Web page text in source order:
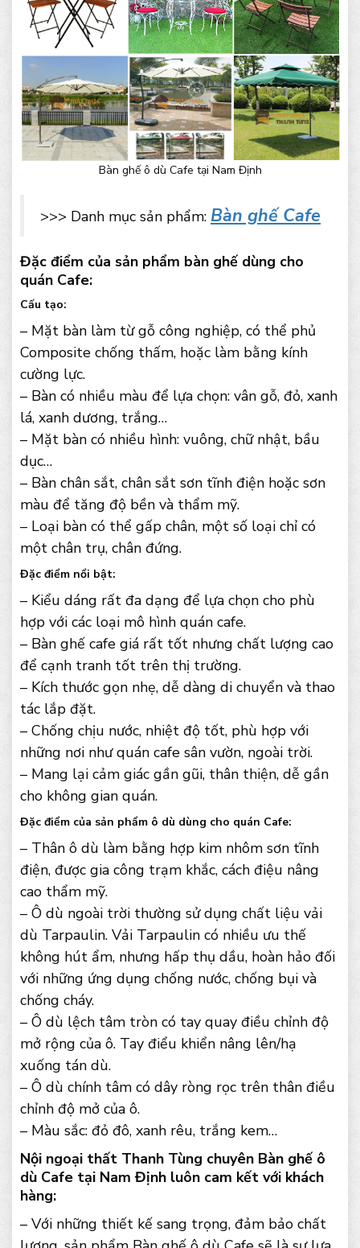
Bàn ghế ô dù Cafe tại Nam Định
>>> Danh mục sản phẩm: Bàn ghế Cafe
Đặc điểm của sản phẩm bàn ghế dùng cho
quán Cafe:
Cấu tạo:
– Mặt bàn làm từ gỗ công nghiệp, có thể phủ
Composite chống thấm, hoặc làm bằng kính
cường lực.
– Bàn có nhiều màu để lựa chọn: vân gỗ, đỏ, xanh
lá, xanh dương, trắng…
– Mặt bàn có nhiều hình: vuông, chữ nhật, bầu
dục…
– Bàn chân sắt, chân sắt sơn tĩnh điện hoặc sơn
màu để tăng độ bền và thẩm mỹ.
– Loại bàn có thể gấp chân, một số loại chỉ có
một chân trụ, chân đứng.
Đặc điểm nổi bật:
– Kiểu dáng rất đa dạng để lựa chọn cho phù
hợp với các loại mô hình quán cafe.
– Bàn ghế cafe giá rất tốt nhưng chất lượng cao
để cạnh tranh tốt trên thị trường.
– Kích thước gọn nhẹ, dễ dàng di chuyển và thao
tác lắp đặt.
– Chống chịu nước, nhiệt độ tốt, phù hợp với
những nơi như quán cafe sân vườn, ngoài trời.
– Mang lại cảm giác gần gũi, thân thiện, dễ gần
cho không gian quán.
Đặc điểm của sản phẩm ô dù dùng cho quán Cafe:
– Thân ô dù làm bằng hợp kim nhôm sơn tĩnh
điện, được gia công trạm khắc, cách điệu nâng
cao thẩm mỹ.
– Ô dù ngoài trời thường sử dụng chất liệu vải
dù Tarpaulin. Vải Tarpaulin có nhiều ưu thế
không hút ẩm, nhưng hấp thụ dầu, hoàn hảo đối
với những ứng dụng chống nước, chống bụi và
chống cháy.
– Ô dù lệch tâm tròn có tay quay điều chỉnh độ
mở rộng của ô. Tay điểu khiển nâng lên/hạ
xuống tán dù.
– Ô dù chính tâm có dây ròng rọc trên thân điều
chỉnh độ mở của ô.
– Màu sắc: đỏ đô, xanh rêu, trắng kem…
Nội ngoại thất Thanh Tùng chuyên Bàn ghế ô
dù Cafe tại Nam Định luôn cam kết với khách
hàng:
– Với những thiết kế sang trọng, đảm bảo chất